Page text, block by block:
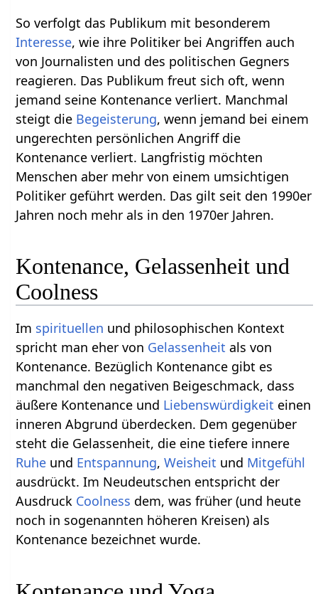
So verfolgt das Publikum mit besonderem
Interesse, wie ihre Politiker bei Angriffen auch
von Journalisten und des politischen Gegners
reagieren. Das Publikum freut sich oft, wenn
jemand seine Kontenance verliert. Manchmal
steigt die Begeisterung, wenn jemand bei einem
ungerechten persönlichen Angriff die
Kontenance verliert. Langfristig möchten
Menschen aber mehr von einem umsichtigen
Politiker geführt werden. Das gilt seit den 1990er
Jahren noch mehr als in den 1970er Jahren.
Kontenance, Gelassenheit und
Coolness
Im spirituellen und philosophischen Kontext
spricht man eher von Gelassenheit als von
Kontenance. Bezüglich Kontenance gibt es
manchmal den negativen Beigeschmack, dass
äußere Kontenance und Liebenswürdigkeit einen
inneren Abgrund überdecken. Dem gegenüber
steht die Gelassenheit, die eine tiefere innere
Ruhe und Entspannung,Weisheit und Mitgefühl
ausdrückt. Im Neudeutschen entspricht der
Ausdruck Coolness dem, was früher (und heute
noch in sogenannten höheren Kreisen) als
Kontenance bezeichnet wurde.